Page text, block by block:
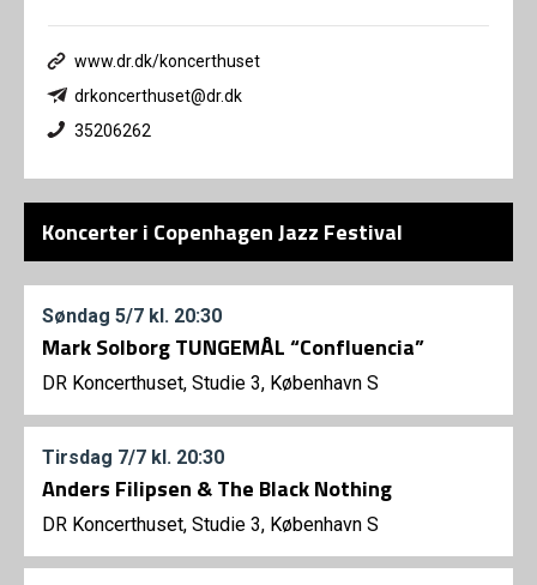
www.dr.dk/koncerthuset
drkoncerthuset@dr.dk
35206262
Koncerter i Copenhagen Jazz Festival
Søndag 5/7 kl. 20:30
Mark Solborg TUNGEMÅL “Confluencia”
DR Koncerthuset, Studie 3, København S
Tirsdag 7/7 kl. 20:30
Anders Filipsen & The Black Nothing
DR Koncerthuset, Studie 3, København S